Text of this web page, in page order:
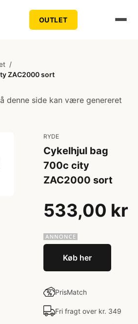
OUTLET
/
ZAC2000 sort
denne side kan være genereret
RYDE
Cykelhjul bag
700c city
ZAC2000 sort
533,00 kr
Køb her
PrisMatch
Fri fragt over kr. 349